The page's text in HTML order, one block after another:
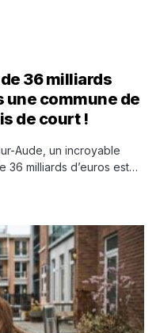
36 milliards
une commune de
de court !
Aude, un incroyable
36 milliards d’euros est…